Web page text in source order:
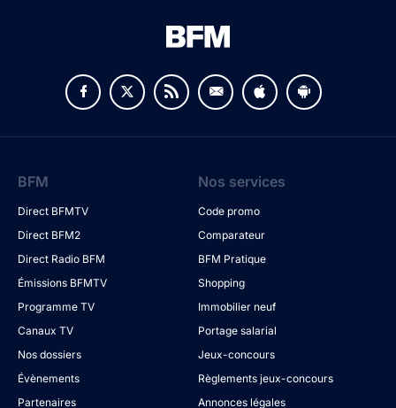
BFM
Direct BFMTV
Direct BFM2
Direct Radio BFM
Émissions BFMTV
Programme TV
Canaux TV
Nos dossiers
Évènements
Partenaires
Nos services
Code promo
Comparateur
BFM Pratique
Shopping
Immobilier neuf
Portage salarial
Jeux-concours
Règlements jeux-concours
Annonces légales